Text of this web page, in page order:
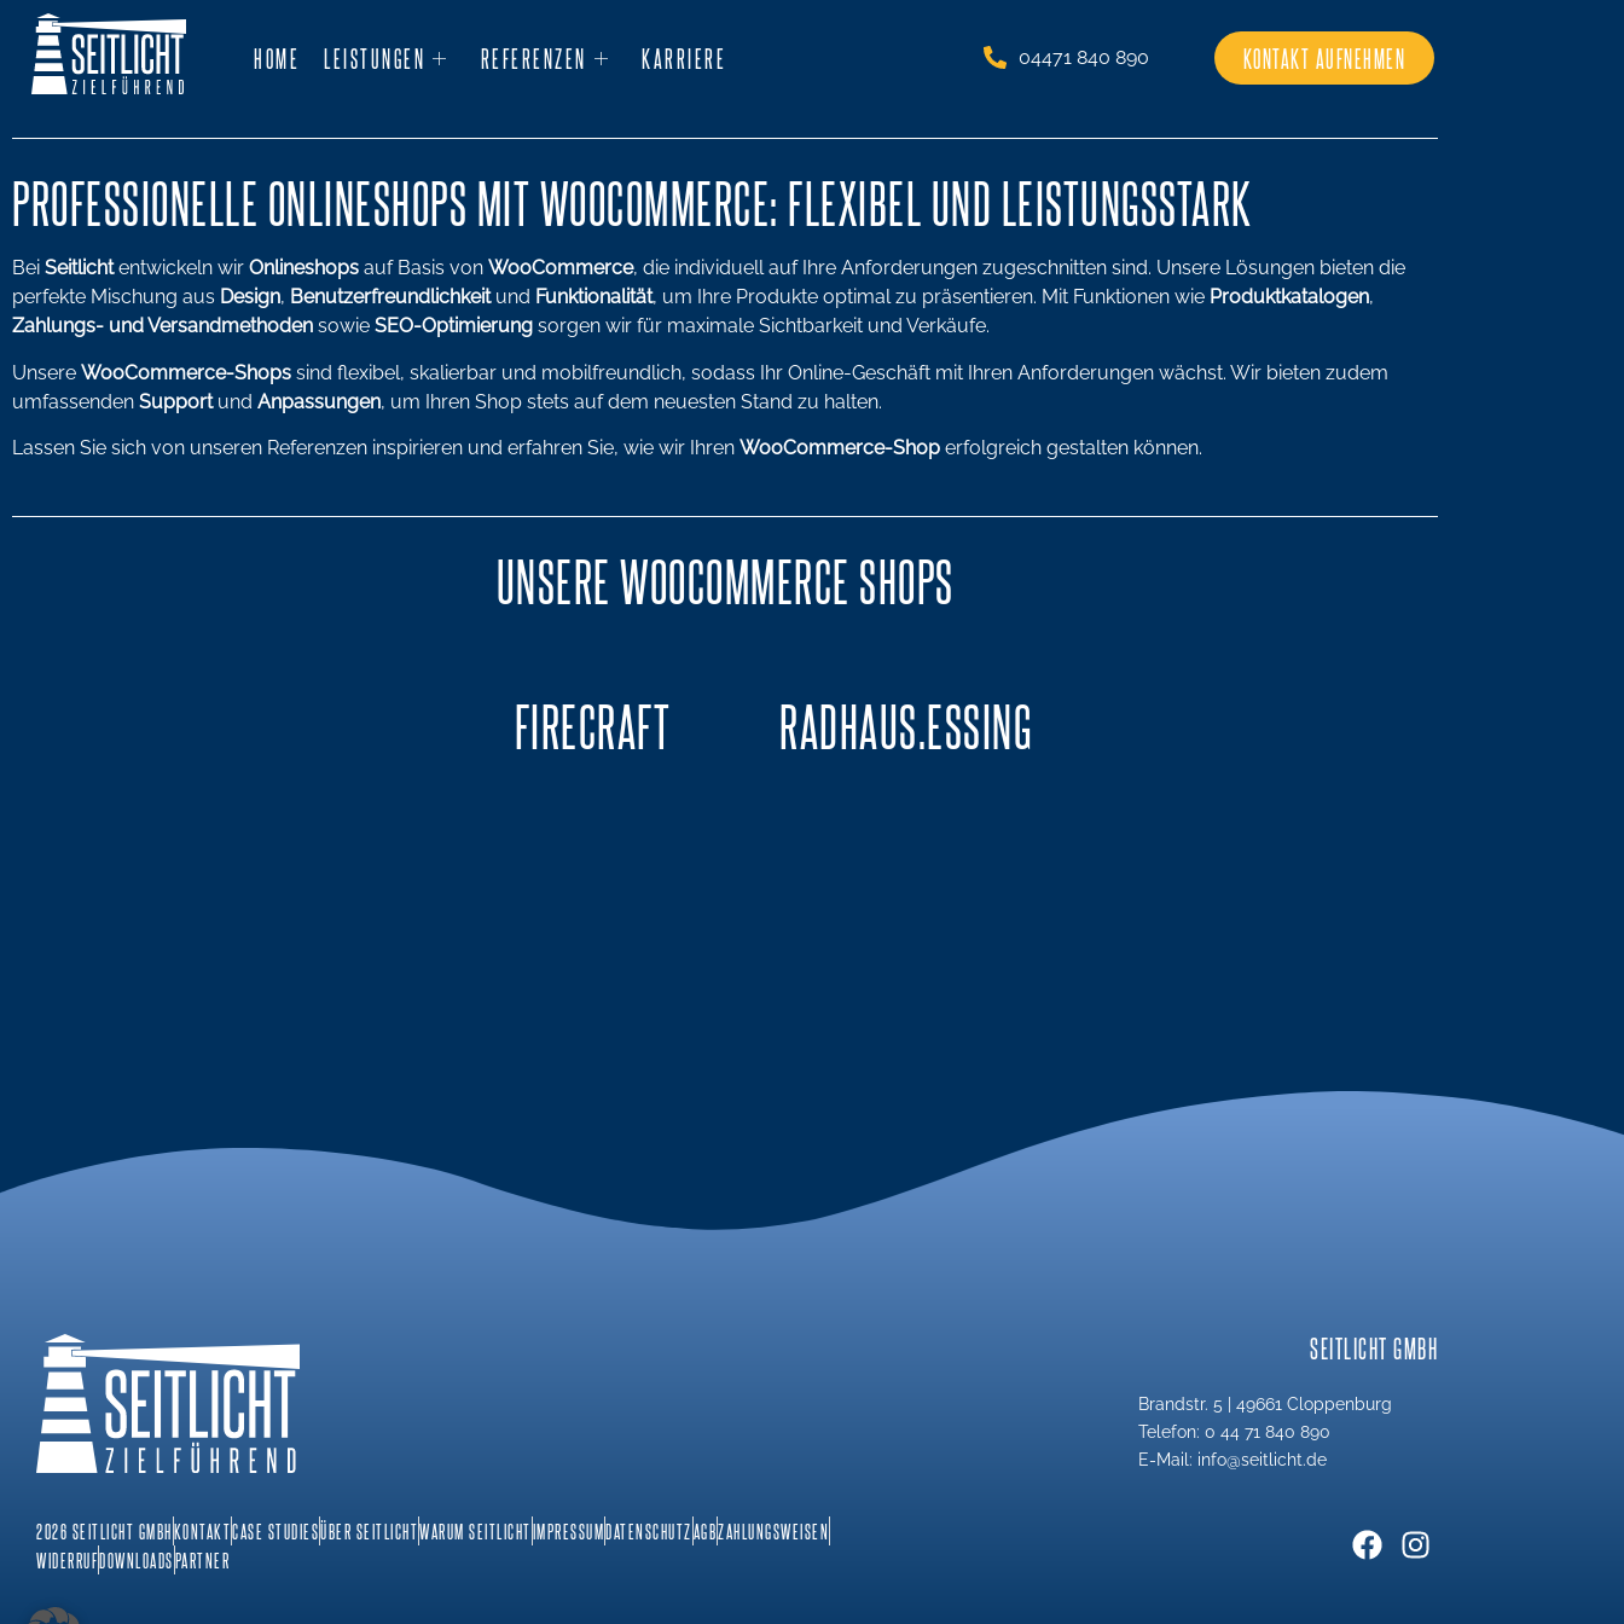
HOME LEISTUNGEN REFERENZEN KARRIERE 04471 840 890 KONTAKT AUFNEHMEN
PROFESSIONELLE ONLINESHOPS MIT WOOCOMMERCE: FLEXIBEL UND LEISTUNGSSTARK
Bei Seitlichtentwickeln wir Onlineshops auf Basis von WooCommerce, die individuell auf Ihre Anforderungen zugeschnitten sind. Unsere Lösungen bieten die
perfekte Mischung aus Design, Benutzerfreundlichkeitund Funktionalität, um Ihre Produkte optimal zu präsentieren. Mit Funktionen wie Produktkatalogen,
Zahlungs- und Versandmethoden sowie SEO-Optimierung sorgen wir für maximale Sichtbarkeit und Verkäufe.
Unsere WooCommerce-Shops sind flexibel, skalierbar und mobilfreundlich, sodass Ihr Online-Geschäft mit Ihren Anforderungen wächst. Wir bieten zudem
umfassenden Supportund Anpassungen, um Ihren Shop stets auf dem neuesten Stand zu halten.
Lassen Sie sich von unseren Referenzen inspirieren und erfahren Sie, wie wir Ihren WooCommerce-Shop erfolgreich gestalten können.
UNSERE WOOCOMMERCE SHOPS
FIRECRAFT RADHAUS.ESSING
SEITLICHT GMBH
Brandstr. 5 | 49661 Cloppenburg
Telefon: 0 44 71 840 890
E-Mail: info@seitlicht.de
2026 SEITLICHT GMBHKONTAKTCASE STUDIESÜBER SEITLICHTWARUM SEITLICHTIMPRESSUMDATENSCHUTZAGBZAHLUNGSWEISEN
WIDERRUFDOWNLOADSPARTNER